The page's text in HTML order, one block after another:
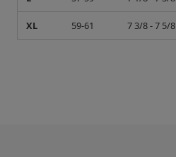
XL 59-61 7 3/8 - 7 5/8